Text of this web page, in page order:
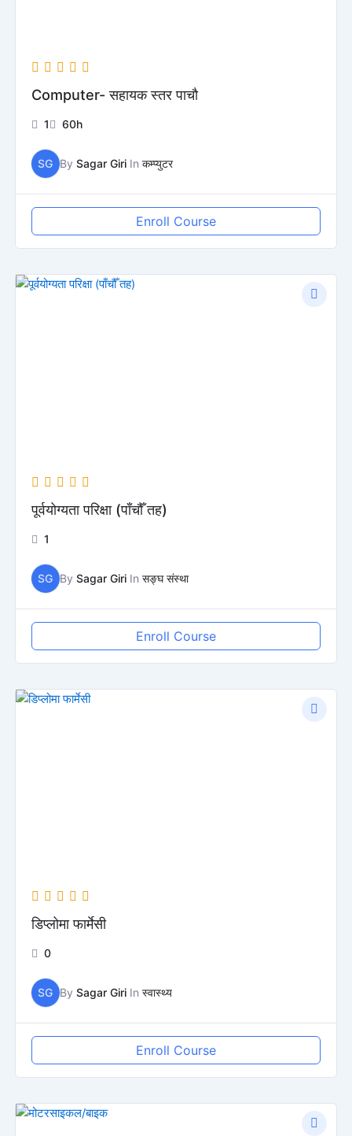
Computer- सहायक स्तर पाचाै
1 60h
SG By Sagar GiriIn कम्प्युटर
Enroll Course
पूर्वयोग्यता परिक्षा (पाँचौँ तह)
1
SG By Sagar GiriIn सङ्घ संस्था
Enroll Course
डिप्लोमा फार्मेसी
0
SG By Sagar GiriIn स्वास्थ्य
Enroll Course